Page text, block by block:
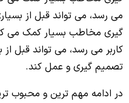
می رسد، می تواند قبل از
گیری مخاطب بسیار کمک می
کاربر می رسد، می تواند قبل از
تصمیم گیری و عمل کند.
در ادامه مهم ترین و محبوب